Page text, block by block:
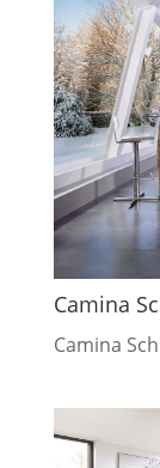
Camina
Camina